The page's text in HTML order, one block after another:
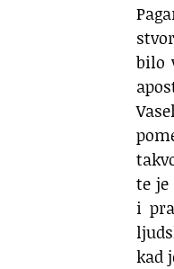
bilo
te je
i
kad